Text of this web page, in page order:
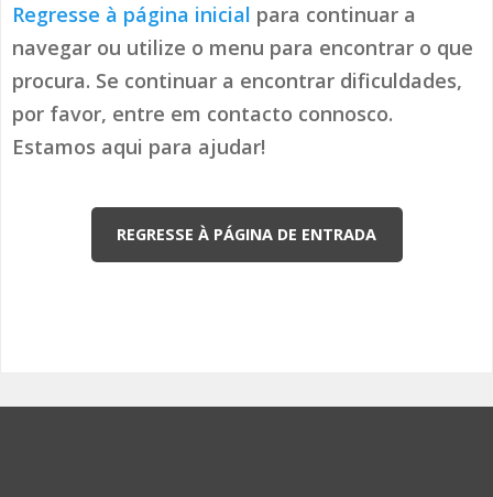
Regresse à página inicial para continuar a
navegar ou utilize o menu para encontrar o que
procura. Se continuar a encontrar dificuldades,
por favor, entre em contacto connosco.
Estamos aqui para ajudar!
REGRESSE À PÁGINA DE ENTRADA